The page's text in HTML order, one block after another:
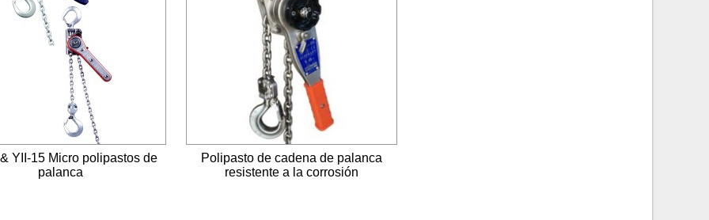
YII-15 Micro polipastos de
palanca
Polipasto de cadena de palanca
resistente a la corrosión